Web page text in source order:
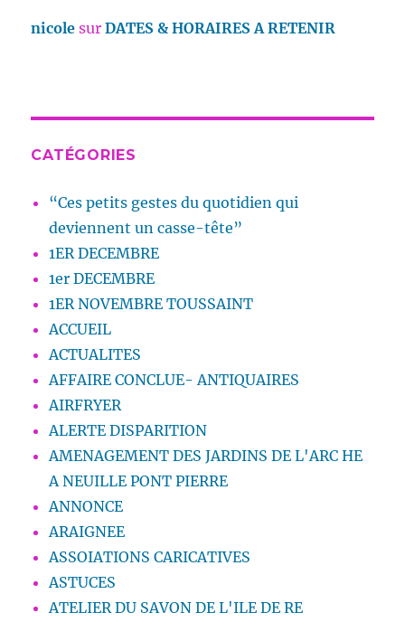
nicole surDATES & HORAIRES A RETENIR
CATÉGORIES
“Ces petits gestes du quotidien qui
deviennent un casse-tête”
1ER DECEMBRE
1er DECEMBRE
1ER NOVEMBRE TOUSSAINT
ACCUEIL
ACTUALITES
AFFAIRE CONCLUE- ANTIQUAIRES
AIRFRYER
ALERTE DISPARITION
AMENAGEMENT DES JARDINS DE L'ARC HE
A NEUILLE PONT PIERRE
ANNONCE
ARAIGNEE
ASSOIATIONS CARICATIVES
ASTUCES
ATELIER DU SAVON DE L'ILE DE RE